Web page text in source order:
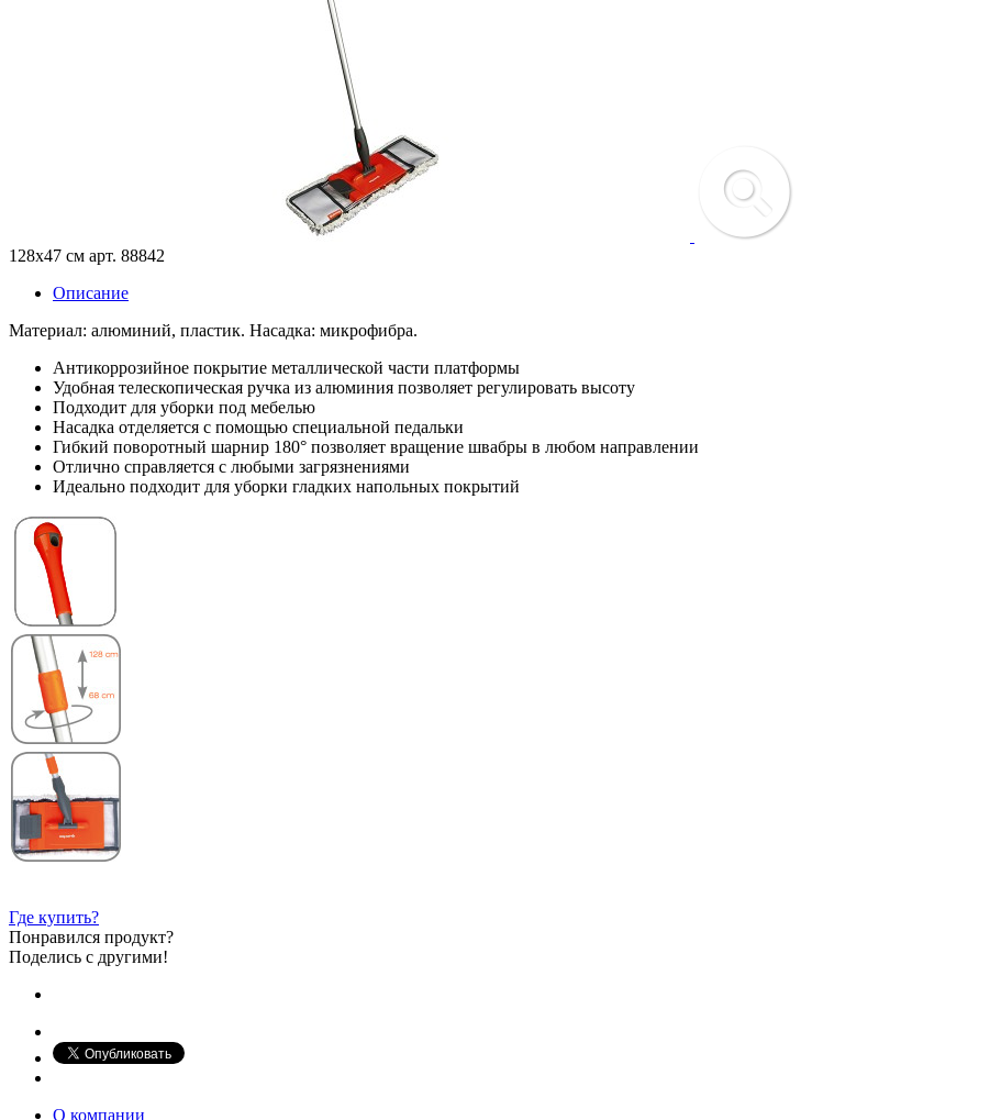
128х47 см арт. 88842
Описание
Материал: алюминий, пластик. Насадка: микрофибра.
Антикоррозийное покрытие металлической части платформы
Удобная телескопическая ручка из алюминия позволяет регулировать высоту
Подходит для уборки под мебелью
Насадка отделяется с помощью специальной педальки
Гибкий поворотный шарнир 180° позволяет вращение швабры в любом направлении
Отлично справляется с любыми загрязнениями
Идеально подходит для уборки гладких напольных покрытий
Где купить?
Понравился продукт?
Поделись с другими!
О компании